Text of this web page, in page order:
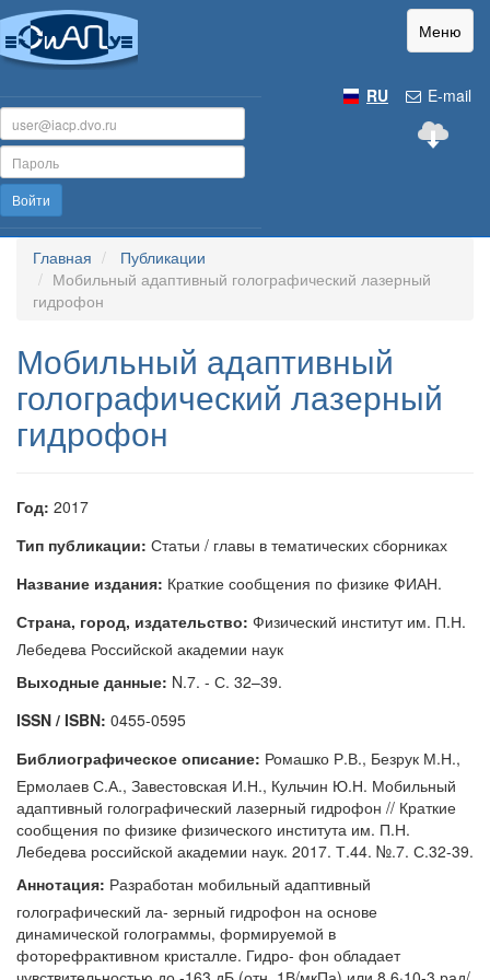
Меню
E-mail
RU
Войти
Главная
Публикации
Мобильный адаптивный голографический лазерный
гидрофон
Мобильный адаптивный
голографический лазерный
гидрофон
Год: 2017
Тип публикации: Статьи / главы в тематических сборниках
Название издания: Краткие сообщения по физике ФИАН.
Страна, город, издательство: Физический институт им. П.Н.
Лебедева Российской академии наук
Выходные данные: N.7. - С. 32–39.
ISSN / ISBN: 0455-0595
Библиографическое описание: Ромашко Р.В., Безрук М.Н.,
Ермолаев С.А., Завестовская И.Н., Кульчин Ю.Н. Мобильный
адаптивный голографический лазерный гидрофон // Краткие
сообщения по физике физического института им. П.Н.
Лебедева российской академии наук. 2017. Т.44. №.7. С.32-39.
Аннотация: Разработан мобильный адаптивный
голографический ла- зерный гидрофон на основе
динамической голограммы, формируемой в
фоторефрактивном кристалле. Гидро- фон обладает